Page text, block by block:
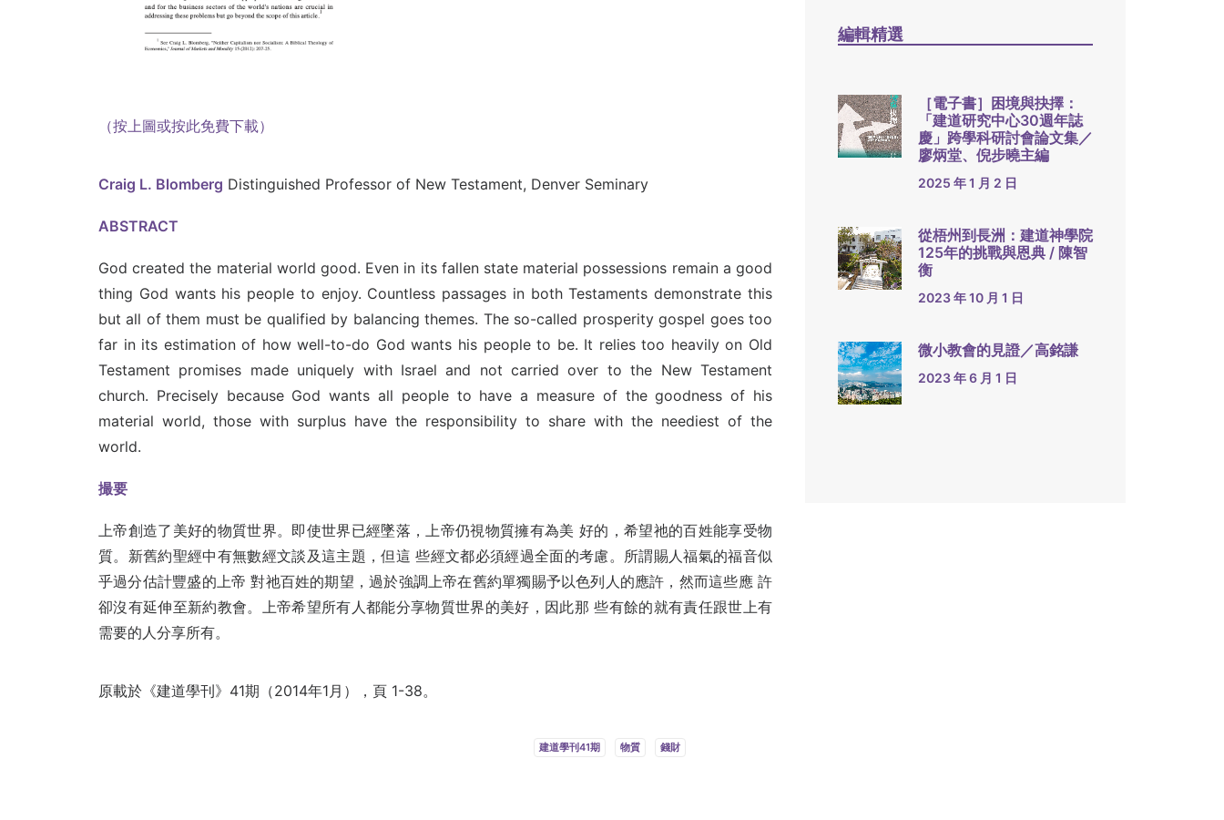
（按上圖或按此免費下載）
Craig L. Blomberg Distinguished Professor of New Testament, Denver Seminary
ABSTRACT
God created the material world good. Even in its fallen state material possessions remain a good
thing God wants his people to enjoy. Countless passages in both Testaments demonstrate this
but all of them must be qualified by balancing themes. The so-called prosperity gospel goes too
far in its estimation of how well-to-do God wants his people to be. It relies too heavily on Old
Testament promises made uniquely with Israel and not carried over to the New Testament
church. Precisely because God wants all people to have a measure of the goodness of his
material world, those with surplus have the responsibility to share with the neediest of the
world.
撮要
上帝創造了美好的物質世界。即使世界已經墜落，上帝仍視物質擁有為美 好的，希望祂的百姓能享受物
質。新舊約聖經中有無數經文談及這主題，但這 些經文都必須經過全面的考慮。所謂賜人福氣的福音似
乎過分估計豐盛的上帝 對祂百姓的期望，過於強調上帝在舊約單獨賜予以色列人的應許，然而這些應 許
卻沒有延伸至新約教會。上帝希望所有人都能分享物質世界的美好，因此那 些有餘的就有責任跟世上有
需要的人分享所有。
原載於《建道學刊》41期（2014年1月），頁 1-38。
編輯精選
［電子書］困境與抉擇：
「建道研究中心30週年誌
慶」跨學科研討會論文集／
廖炳堂、倪步曉主編
2025 年 1 月 2 日
從梧州到長洲：建道神學院
125年的挑戰與恩典 / 陳智
衡
2023 年 10 月 1 日
微小教會的見證／高銘謙
2023 年 6 月 1 日
建道學刊41期 物質 錢財